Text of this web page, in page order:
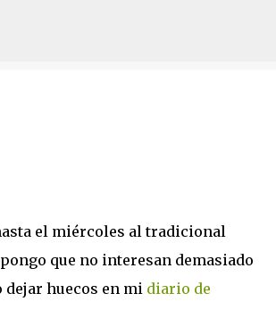
el miércoles al tradicional
que no interesan demasiado
huecos en mi diario de